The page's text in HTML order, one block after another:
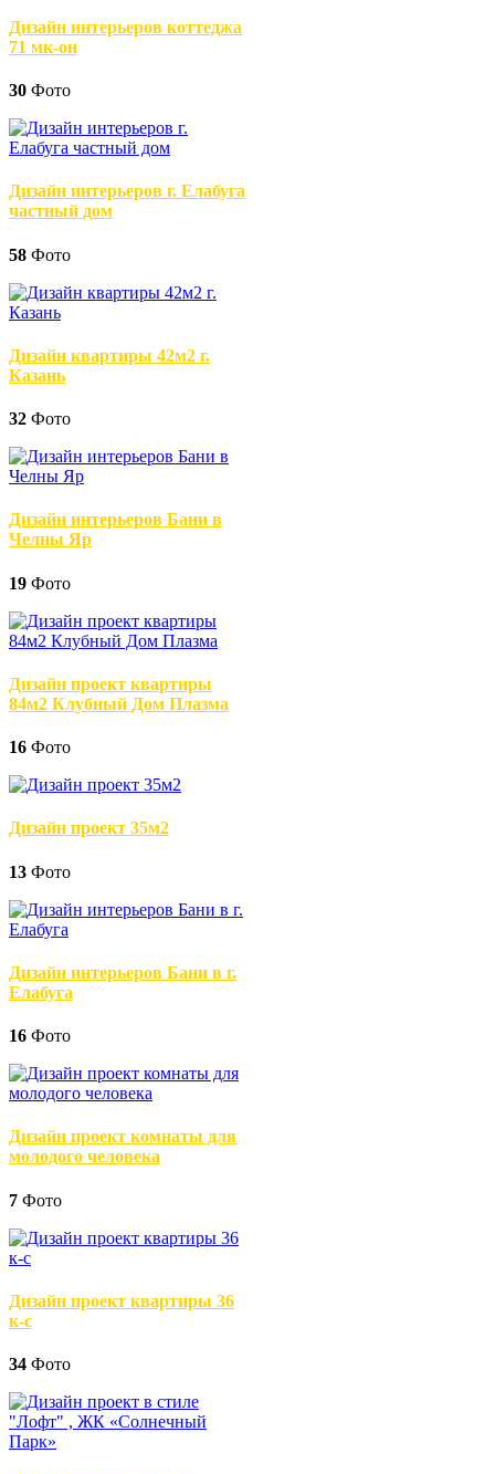
Дизайн интерьеров коттеджа
71 мк-он
30 Фото
Дизайн интерьеров г. Елабуга
частный дом
58 Фото
Дизайн квартиры 42м2 г.
Казань
32 Фото
Дизайн интерьеров Бани в
Челны Яр
19 Фото
Дизайн проект квартиры
84м2 Клубный Дом Плазма
16 Фото
Дизайн проект 35м2
13 Фото
Дизайн интерьеров Бани в г.
Елабуга
16 Фото
Дизайн проект комнаты для
молодого человека
7 Фото
Дизайн проект квартиры 36
к-с
34 Фото